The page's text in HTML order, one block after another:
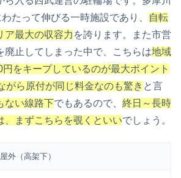
たって伸びる一時施設であり、
自転
ア最大の収容力 を誇ります。また市営
廃止してしまった中で、こちらは地域
をキープしているのが最大ポイント
がら原付が同じ料金なのも驚き と言
ない線路下でもあるので、 終日～長時
、まずこちらを覗くといいでしょう。
屋外（高架下）